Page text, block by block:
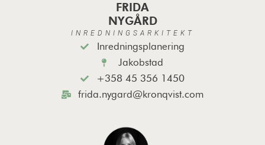
FRIDA
NYGÅRD
INREDNINGSARKITEKT
Inredningsplanering
Jakobstad
+358 45 356 1450
frida.nygard@kronqvist.com